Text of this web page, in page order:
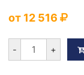
от 12 516
- +